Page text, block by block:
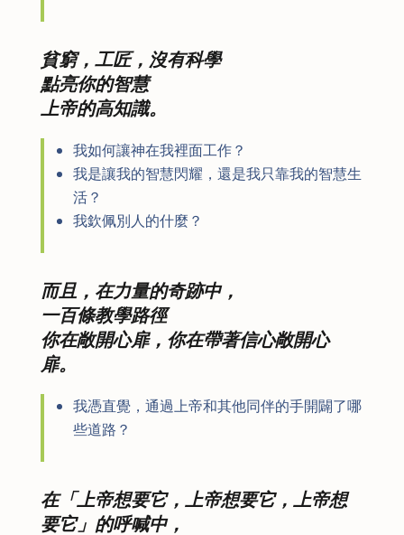
貧窮，工匠，沒有科學
點亮你的智慧
上帝的高知識。
我如何讓神在我裡面工作？
我是讓我的智慧閃耀，還是我只靠我的智慧生
活？
我欽佩別人的什麼？
而且，在力量的奇跡中，
一百條教學路徑
你在敞開心扉，你在帶著信心敞開心
扉。
我憑直覺，通過上帝和其他同伴的手開闢了哪
些道路？
在「上帝想要它，上帝想要它，上帝想
要它」的呼喊中，